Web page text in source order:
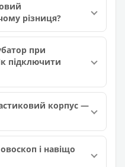
різниця?
при
підключити
корпус —
і навіщо